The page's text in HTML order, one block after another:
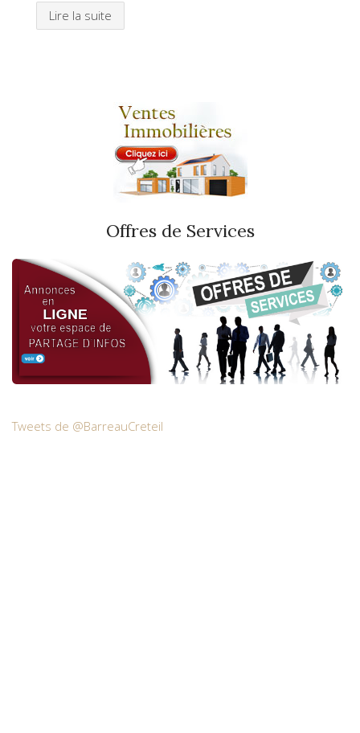
Lire la suite
Offres de Services
Tweets de @BarreauCreteil